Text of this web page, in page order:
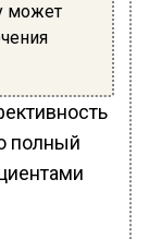
может
полный